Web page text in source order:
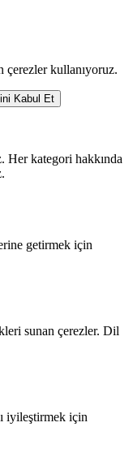
kullanıyoruz.
Kabul Et
Her kategori hakkında
getirmek için
sunan çerezler. Dil
iyileştirmek için